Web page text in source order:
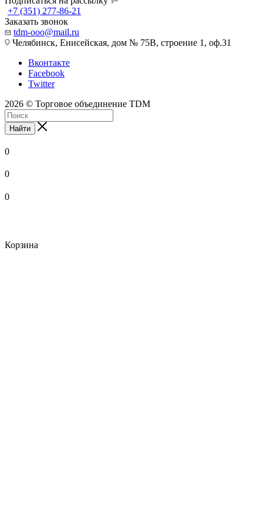
+7 (351) 277-86-21
Заказать звонок
tdm-ooo@mail.ru
Челябинск, Енисейская, дом № 75В, строение 1, оф.31
Вконтакте
Facebook
Twitter
2026 © Торговое объединение TDM
Найти
0
0
0
Корзина